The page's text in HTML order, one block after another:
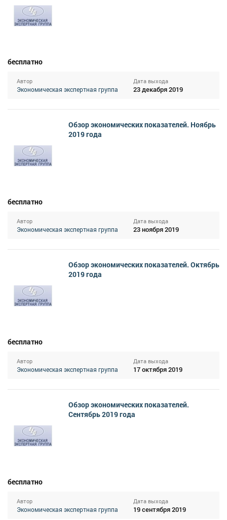
бесплатно
Автор
Экономическая экспертная группа
Дата выхода
23 декабря 2019
Обзор экономических показателей. Ноябрь
2019 года
бесплатно
Автор
Экономическая экспертная группа
Дата выхода
23 ноября 2019
Обзор экономических показателей. Октябрь
2019 года
бесплатно
Автор
Экономическая экспертная группа
Дата выхода
17 октября 2019
Обзор экономических показателей.
Сентябрь 2019 года
бесплатно
Автор
Экономическая экспертная группа
Дата выхода
19 сентября 2019